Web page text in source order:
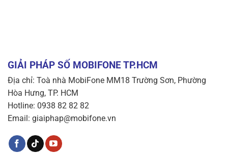
GIẢI PHÁP SỐ MOBIFONE TP.HCM
Địa chỉ: Toà nhà MobiFone MM18 Trường Sơn, Phường
Hòa Hưng, TP. HCM
Hotline: 0938 82 82 82
Email: giaiphap@mobifone.vn